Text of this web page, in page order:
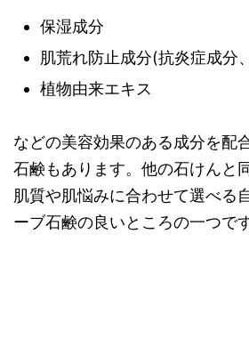
保湿成分
肌荒れ防止成分(抗炎症成分
植物由来エキス
などの美容効果のある成分を配
石鹸もあります。他の石けんと
肌質や肌悩みに合わせて選べる
ーブ石鹸の良いところの一つです